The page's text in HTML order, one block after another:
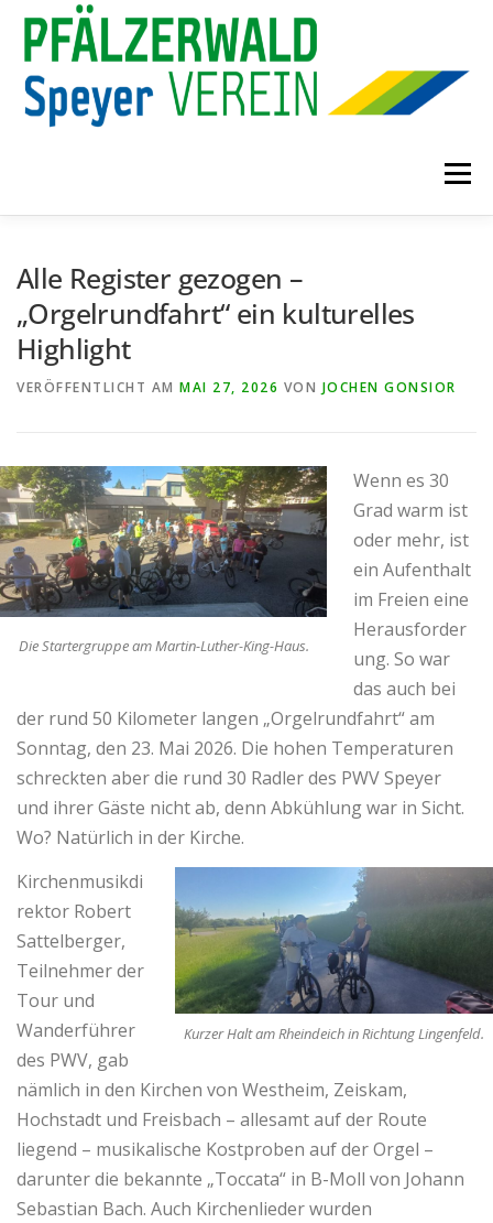
Zum
Inhalt
springen
Menü
ÜBER UNS
Alle Register gezogen –
„Orgelrundfahrt“ ein kulturelles
Highlight
VERÖFFENTLICHT AM MAI 27, 2026 VON JOCHEN GONSIOR
Die Startergruppe am Martin-Luther-King-Haus.
Wenn es 30
Grad warm ist
oder mehr, ist
ein Aufenthalt
im Freien eine
Herausforder
ung. So war
das auch bei
der rund 50 Kilometer langen „Orgelrundfahrt“ am
Sonntag, den 23. Mai 2026. Die hohen Temperaturen
schreckten aber die rund 30 Radler des PWV Speyer
und ihrer Gäste nicht ab, denn Abkühlung war in Sicht.
Wo? Natürlich in der Kirche.
Kurzer Halt am Rheindeich in Richtung Lingenfeld.
Kirchenmusikdi
rektor Robert
Sattelberger,
Teilnehmer der
Tour und
Wanderführer
des PWV, gab
nämlich in den Kirchen von Westheim, Zeiskam,
Hochstadt und Freisbach – allesamt auf der Route
liegend – musikalische Kostproben auf der Orgel –
darunter die bekannte „Toccata“ in B-Moll von Johann
Sebastian Bach. Auch Kirchenlieder wurden